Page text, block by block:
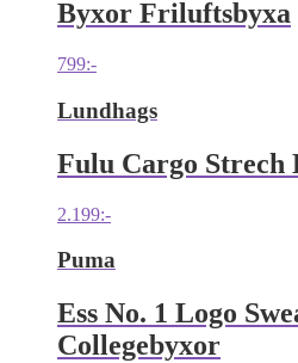
Byxor Friluftsbyxa
799:-
Lundhags
Fulu Cargo
2.199:-
Puma
Ess No. 1 Logo
Collegebyxor